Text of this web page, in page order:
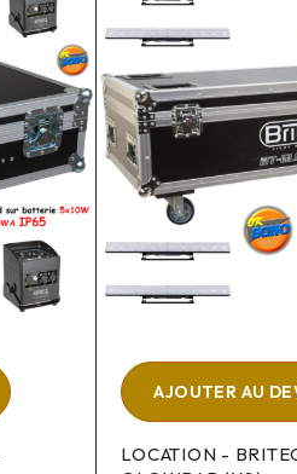
AJOUTER AU
LOCATION -